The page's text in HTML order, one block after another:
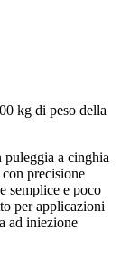
kg di peso della
a cinghia
con precisione
semplice e poco
per applicazioni
ad iniezione